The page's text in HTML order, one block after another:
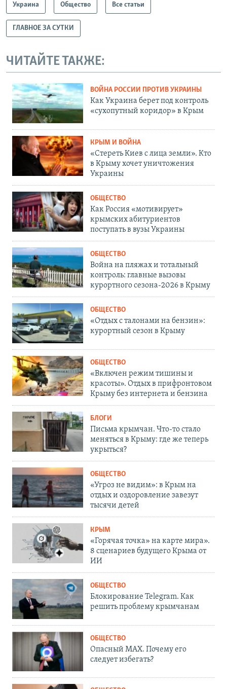
Украина Общество Все статьи
ГЛАВНОЕ ЗА СУТКИ
ЧИТАЙТЕ ТАКЖЕ:
ВОЙНА РОССИИ ПРОТИВ УКРАИНЫ
Как Украина берет под контроль
«сухопутный коридор» в Крым
КРЫМ И ВОЙНА
«Стереть Киев с лица земли». Кто
в Крыму хочет уничтожения
Украины
ОБЩЕСТВО
Как Россия «мотивирует»
крымских абитуриентов
поступать в вузы Украины
ОБЩЕСТВО
Война на пляжах и тотальный
контроль: главные вызовы
курортного сезона-2026 в Крыму
ОБЩЕСТВО
«Отдых с талонами на бензин»:
курортный сезон в Крыму
ОБЩЕСТВО
«Включен режим тишины и
красоты». Отдых в прифронтовом
Крыму без интернета и бензина
БЛОГИ
Письма крымчан. Что-то стало
меняться в Крыму: где же теперь
укрыться?
ОБЩЕСТВО
«Угроз не видим»: в Крым на
отдых и оздоровление завезут
тысячи детей
КРЫМ
«Горячая точка» на карте мира».
8 сценариев будущего Крыма от
ИИ
ОБЩЕСТВО
Блокирование Telegram. Как
решить проблему крымчанам
ОБЩЕСТВО
Опасный MAX. Почему его
следует избегать?